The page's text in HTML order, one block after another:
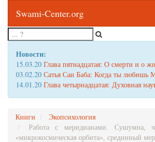
Swami-Center.org
Новости:
15.03.20 Глава пятнадцатая: О смерти и о
03.02.20 Сатья Саи Баба: Когда ты любишь
14.01.20 Глава четырнадцатая: Духовная
Книги
Экопсихология
Работа с меридианами. Сушумна,
«микрокосмическая орбита», срединный